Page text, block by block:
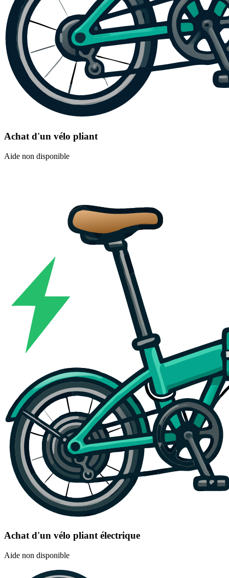
Achat d'un vélo pliant
Aide non disponible
Achat d'un vélo pliant électrique
Aide non disponible